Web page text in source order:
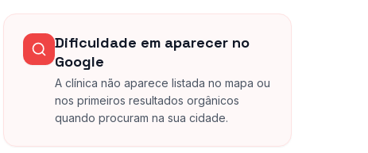
Dificuldade em aparecer no
Google
A clínica não aparece listada no mapa ou
nos primeiros resultados orgânicos
quando procuram na sua cidade.